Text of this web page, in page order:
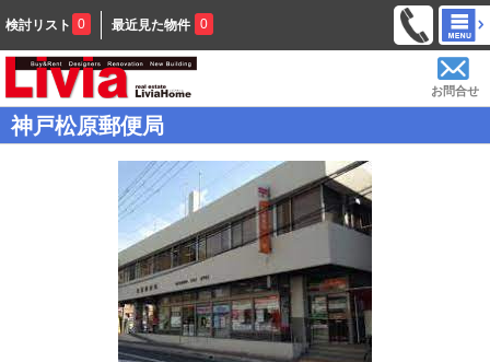
検討リスト 0 最近見た物件 0
お問合せ
神戸松原郵便局